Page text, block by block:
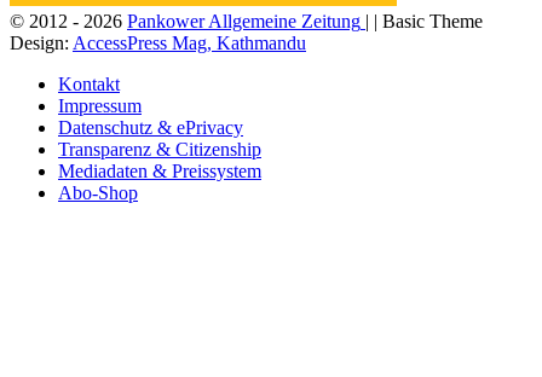
© 2012 - 2026 Pankower Allgemeine Zeitung | | Basic Theme
Design: AccessPress Mag, Kathmandu
Kontakt
Impressum
Datenschutz & ePrivacy
Transparenz & Citizenship
Mediadaten & Preissystem
Abo-Shop